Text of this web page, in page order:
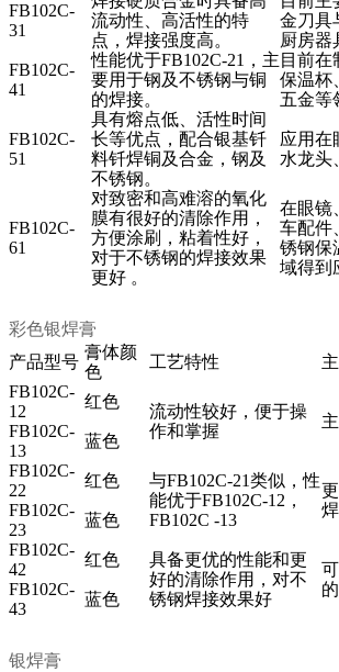
FB102C-
31
流动性、高活性的特
点，焊接强度高。
金刀具
厨房器
FB102C-
41
性能优于FB102C-21 ，主
要用于钢及不锈钢与铜
的焊接。
目前在
保温杯
五金等
FB102C-
51
具有熔点低、活性时间
长等优点，配合银基钎
料钎焊铜及合金，钢及
不锈钢。
应用在
水龙头
FB102C-
61
对致密和高难溶的氧化
膜有很好的清除作用，
方便涂刷，粘着性好，
对于不锈钢的焊接效果
更好 。
在眼镜
车配件
锈钢保
域得到
彩色银焊膏
产品型号
膏体颜
色
工艺特性
FB102C-
12
红色
流动性较好，便于操
作和掌握
FB102C-
13
蓝色
FB102C-
22
红色 与FB102C-21类似，性
能优于FB102C-12 ，
FB102C -13
FB102C-
23
蓝色
FB102C-
42
红色
具备更优的性能和更
好的清除作用，对不
锈钢焊接效果好
FB102C-
43
蓝色
银焊膏